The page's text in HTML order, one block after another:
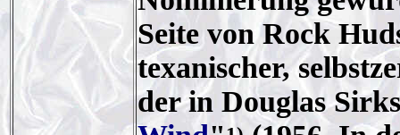
Seite von Rock
texanischer,
der in Douglas